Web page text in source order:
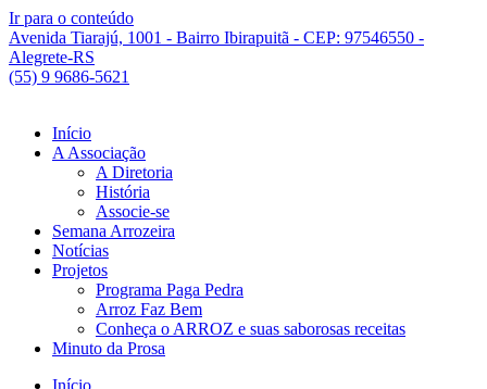
Ir para o conteúdo
Avenida Tiarajú, 1001 - Bairro Ibirapuitã - CEP: 97546550 -
Alegrete-RS
(55) 9 9686-5621
Início
A Associação
A Diretoria
História
Associe-se
Semana Arrozeira
Notícias
Projetos
Programa Paga Pedra
Arroz Faz Bem
Conheça o ARROZ e suas saborosas receitas
Minuto da Prosa
Início